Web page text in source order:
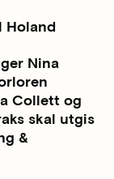
Holand
Nina
Collett og
skal utgis
&